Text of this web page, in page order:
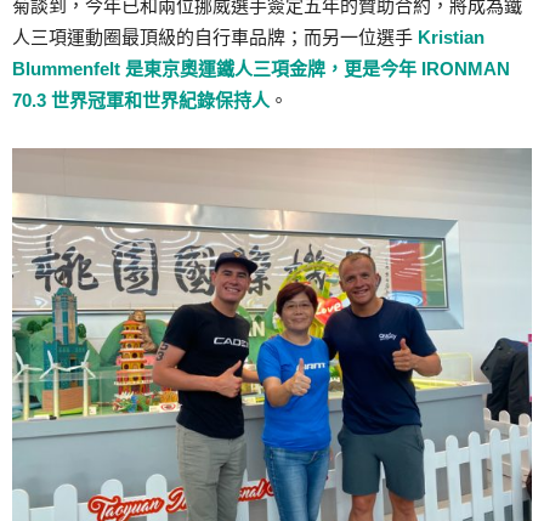
菊談到，今年已和兩位挪威選手簽定五年的贊助合約，將成為鐵
人三項運動圈最頂級的自行車品牌；而另一位選手 Kristian
Blummenfelt 是東京奧運鐵人三項金牌，更是今年 IRONMAN
70.3 世界冠軍和世界紀錄保持人 。